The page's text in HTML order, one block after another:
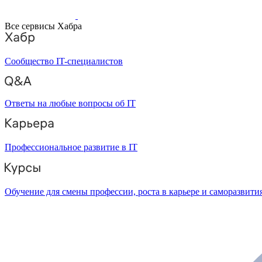
Все сервисы Хабра
Сообщество IT-специалистов
Ответы на любые вопросы об IT
Профессиональное развитие в IT
Обучение для смены профессии, роста в карьере и